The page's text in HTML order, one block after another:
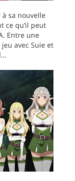
à sa nouvelle
ce qu’il peut
Entre une
avec Suie et